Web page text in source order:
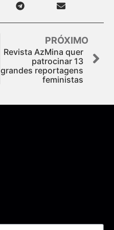
PRÓXIMO
Revista AzMina quer
patrocinar 13
grandes reportagens
feministas